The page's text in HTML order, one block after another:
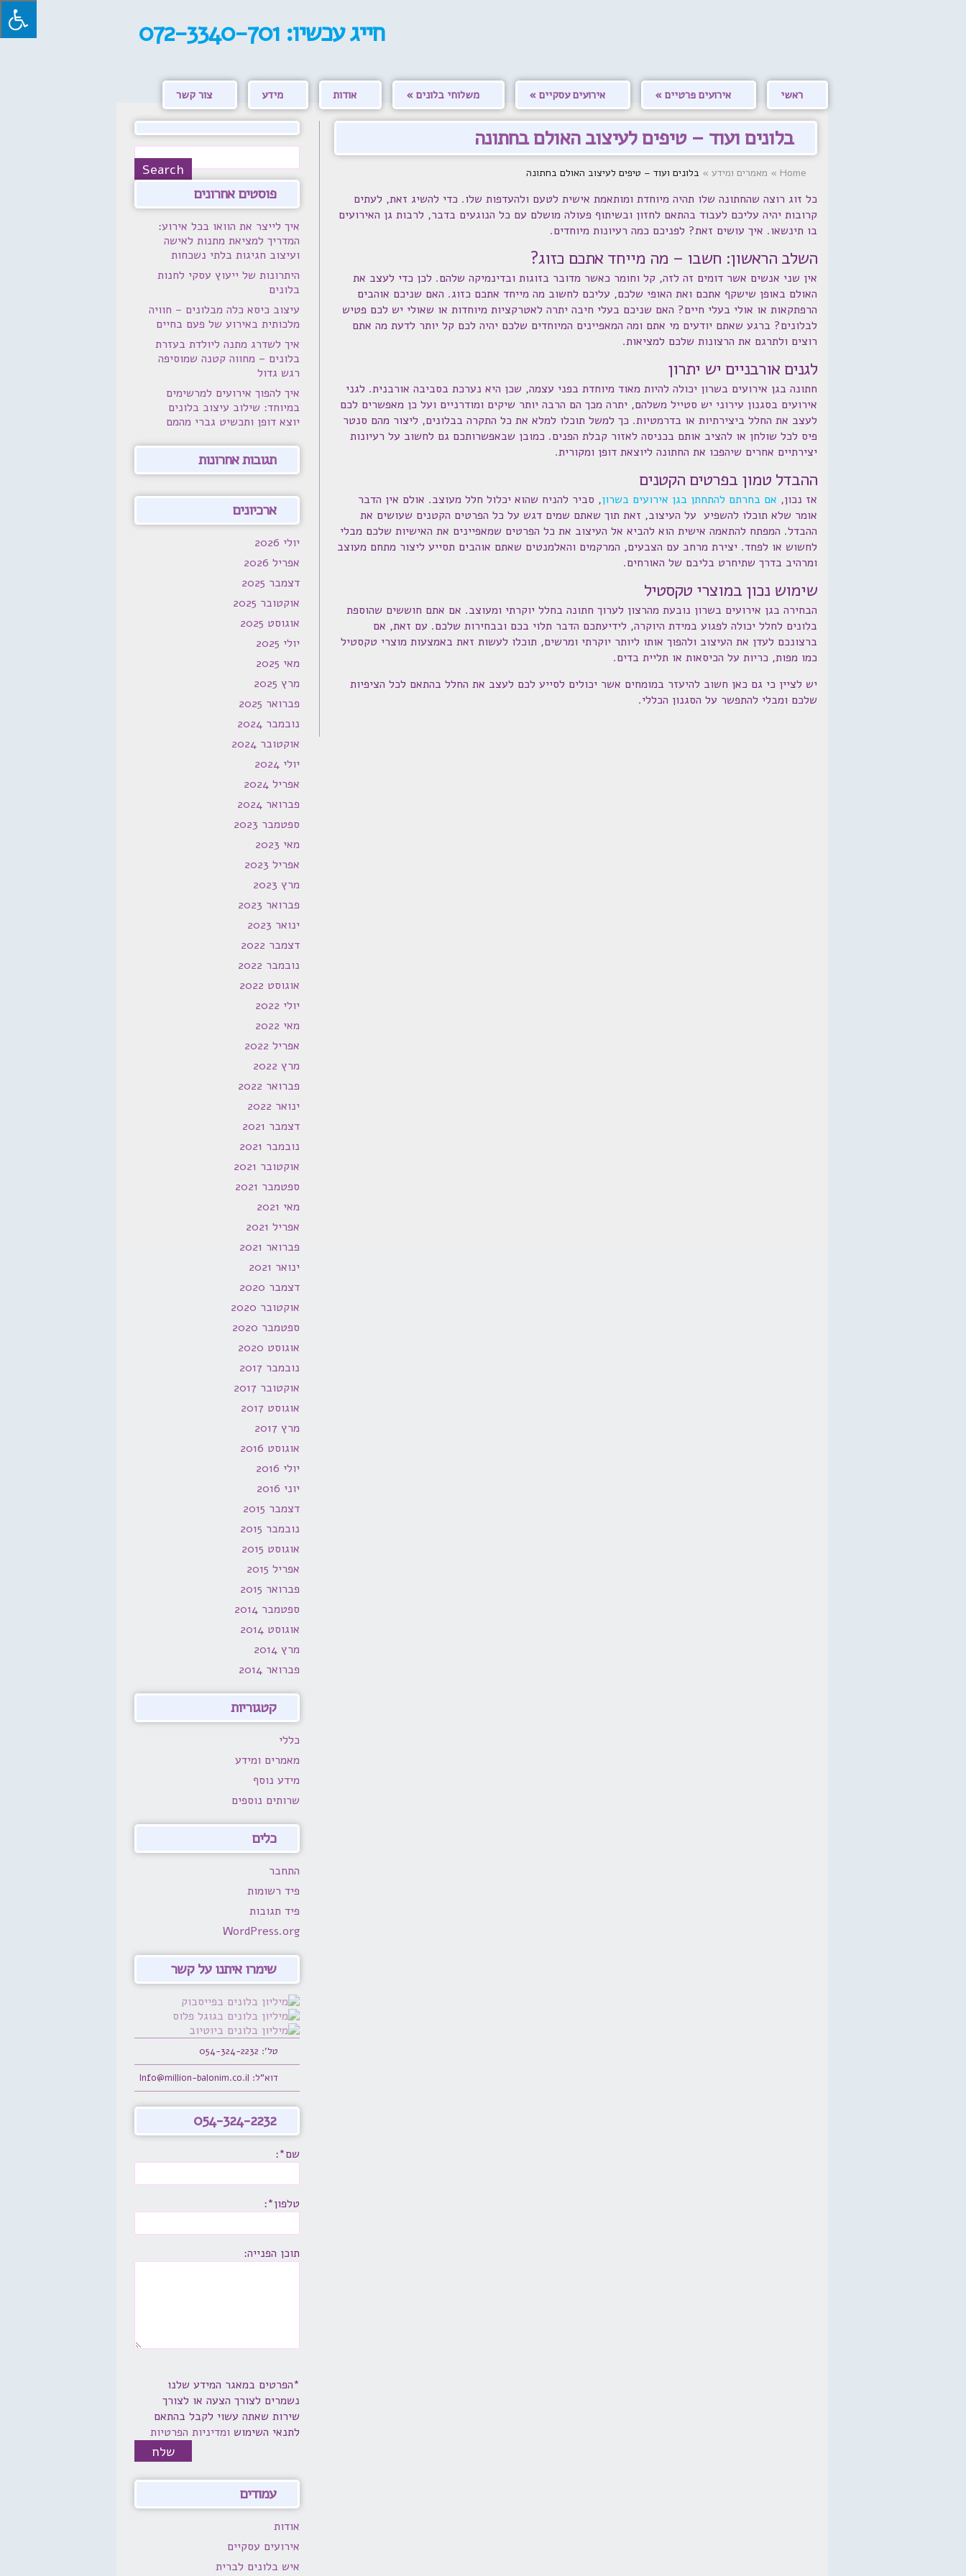
חייג עכשיו:
ראשי אירועים פרטיים אירועים עסקיים משלוחי בלונים אודות מידע צור קשר
בלונים ועוד – טיפים לעיצוב האולם בחתונה
Home
» מאמרים ומידע » בלונים ועוד – טיפים לעיצוב האולם בחתונה
כל זוג רוצה שהחתונה שלו תהיה מיוחדת ומותאמת אישית לטעם ולהעדפות שלו. כדי להשיג זאת, לעתים
קרובות יהיה עליכם לעבוד בהתאם לחזון ובשיתוף פעולה מושלם עם כל הנוגעים בדבר, לרבות גן האירועים
בו תינשאו. איך עושים זאת? לפניכם כמה רעיונות מיוחדים.
השלב הראשון: חשבו – מה מייחד אתכם כזוג?
אין שני אנשים אשר דומים זה לזה, קל וחומר כאשר מדובר בזוגות ובדינמיקה שלהם. לכן כדי לעצב את
האולם באופן שישקף אתכם ואת האופי שלכם, עליכם לחשוב מה מייחד אתכם כזוג. האם שניכם אוהבים
הרפתקאות או אולי בעלי חיים? האם שניכם בעלי חיבה יתרה לאטרקציות מיוחדות או שאולי יש לכם פטיש
לבלונים? ברגע שאתם יודעים מי אתם ומה המאפיינים המיוחדים שלכם יהיה לכם קל יותר לדעת מה אתם
רוצים ולתרגם את הרצונות שלכם למציאות.
לגנים אורבניים יש יתרון
חתונה בגן אירועים בשרון יכולה להיות מאוד מיוחדת בפני עצמה, שכן היא נערכת בסביבה אורבנית. לגני
אירועים בסגנון עירוני יש סטייל משלהם, יתרה מכך הם הרבה יותר שיקים ומודרניים ועל כן מאפשרים לכם
לעצב את החלל ביצירתיות או בדרמטיות. כך למשל תוכלו למלא את כל התקרה בבלונים, ליצור מהם סנטר
פיס לכל שולחן או להציב אותם בכניסה לאזור קבלת הפנים. כמובן שבאפשרותכם גם לחשוב על רעיונות
יצירתיים אחרים שיהפכו את החתונה ליוצאת דופן ומקורית.
ההבדל טמון בפרטים הקטנים
אז נכון, אם בחרתם להתחתן בגן אירועים בשרון, סביר להניח שהוא יכלול חלל מעוצב. אולם אין הדבר
אומר שלא תוכלו להשפיע על העיצוב, זאת תוך שאתם שמים דגש על כל הפרטים הקטנים שעושים את
ההבדל. המפתח להתאמה אישית הוא להביא אל העיצוב את כל הפרטים שמאפיינים את האישיות שלכם מבלי
לחשוש או לפחד. יצירת מרחב עם הצבעים, המרקמים והאלמנטים שאתם אוהבים תסייע ליצור מתחם מעוצב
ומרהיב בדרך שתיחרט בליבם של האורחים.
שימוש נכון במוצרי טקסטיל
הבחירה בגן אירועים בשרון נובעת מהרצון לערוך חתונה בחלל יוקרתי ומעוצב. אם אתם חוששים שהוספת
בלונים לחלל יכולה לפגוע במידת היוקרה, לידיעתכם הדבר תלוי בכם ובבחירות שלכם. עם זאת, אם
ברצונכם לעדן את העיצוב ולהפוך אותו ליותר יוקרתי ומרשים, תוכלו לעשות זאת באמצעות מוצרי טקסטיל
כמו מפות, כריות על הכיסאות או תליית בדים.
יש לציין כי גם כאן חשוב להיעזר במומחים אשר יכולים לסייע לכם לעצב את החלל בהתאם לכל הציפיות
שלכם ומבלי להתפשר על הסגנון הכללי.
פוסטים אחרונים
איך לייצר את הוואו בכל אירוע:
המדריך למציאת מתנות לאישה
ועיצוב חגיגות בלתי נשכחות
היתרונות של ייעוץ עסקי לחנות
בלונים
עיצוב כיסא כלה מבלונים – חוויה
מלכותית באירוע של פעם בחיים
איך לשדרג מתנה ליולדת בעזרת
בלונים – מחווה קטנה שמוסיפה
רגש גדול
איך להפוך אירועים למרשימים
במיוחד: שילוב עיצוב בלונים
יוצא דופן ותכשיט גברי מהמם
תגובות אחרונות
ארכיונים
יולי 2026
אפריל 2026
דצמבר 2025
אוקטובר 2025
אוגוסט 2025
יולי 2025
מאי 2025
מרץ 2025
פברואר 2025
נובמבר 2024
אוקטובר 2024
יולי 2024
אפריל 2024
פברואר 2024
ספטמבר 2023
מאי 2023
אפריל 2023
מרץ 2023
פברואר 2023
ינואר 2023
דצמבר 2022
נובמבר 2022
אוגוסט 2022
יולי 2022
מאי 2022
אפריל 2022
מרץ 2022
פברואר 2022
ינואר 2022
דצמבר 2021
נובמבר 2021
אוקטובר 2021
ספטמבר 2021
מאי 2021
אפריל 2021
פברואר 2021
ינואר 2021
דצמבר 2020
אוקטובר 2020
ספטמבר 2020
אוגוסט 2020
נובמבר 2017
אוקטובר 2017
אוגוסט 2017
מרץ 2017
אוגוסט 2016
יולי 2016
יוני 2016
דצמבר 2015
נובמבר 2015
אוגוסט 2015
אפריל 2015
פברואר 2015
ספטמבר 2014
אוגוסט 2014
מרץ 2014
פברואר 2014
קטגוריות
כללי
מאמרים ומידע
מידע נוסף
שרותים נוספים
כלים
התחבר
פיד רשומות
פיד תגובות
WordPress.org
שימרו איתנו על קשר
טל': 054-324-2232
דוא"ל: Info@million-balonim.co.il
054-324-2232
שם*:
טלפון*:
תוכן הפנייה:
*הפרטים במאגר המידע שלנו
נשמרים לצורך הצעה או לצורך
שירות שאתה עשוי לקבל בהתאם
לתנאי השימוש ומדיניות הפרטיות
עמודים
אודות
אירועים עסקיים
איש בלונים לברית